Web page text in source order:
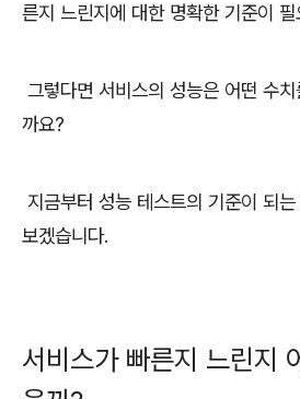
른지 느린지에 대한 명확한 기준이 필
그렇다면 서비스의 성능은 어떤 수
까요?
지금부터 성능 테스트의 기준이 되
보겠습니다.
서비스가 빠른지 느린지